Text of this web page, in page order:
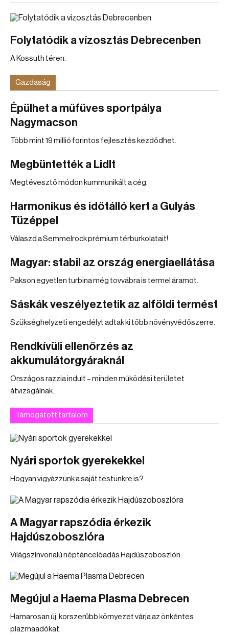
Folytatódik a vízosztás Debrecenben
A Kossuth téren.
Gazdaság
Épülhet a műfüves sportpálya
Nagymacson
Több mint 19 millió forintos fejlesztés kezdődhet.
Megbüntették a Lidlt
Megtévesztő módon kummunikált a cég.
Harmonikus és időtálló kert a Gulyás
Tüzéppel
Válaszd a Semmelrock prémium térburkolatait!
Magyar: stabil az ország energiaellátása
Pakson egyetlen turbina még tovvábra is termel áramot.
Sáskák veszélyeztetik az alföldi termést
Szükséghelyzeti engedélyt adtak ki több növényvédőszerre.
Rendkívüli ellenőrzés az
akkumulátorgyáraknál
Országos razzia indult – minden működési területet
átvizsgálnak.
Támogatott tartalom
Nyári sportok gyerekekkel
Hogyan vigyázzunk a saját testünkre is?
A Magyar rapszódia érkezik
Hajdúszoboszlóra
Világszínvonalú néptáncelőadás Hajdúszoboszlón.
Megújul a Haema Plasma Debrecen
Hamarosan új, korszerűbb környezet várja az önkéntes
plazmaadókat.